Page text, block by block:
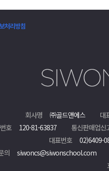
처리방침
회사명 ㈜골드앤에스
대
호
120-81-63837
통신판매업신
대표번호
02)6409-
의
siwoncs@siwonschool.com